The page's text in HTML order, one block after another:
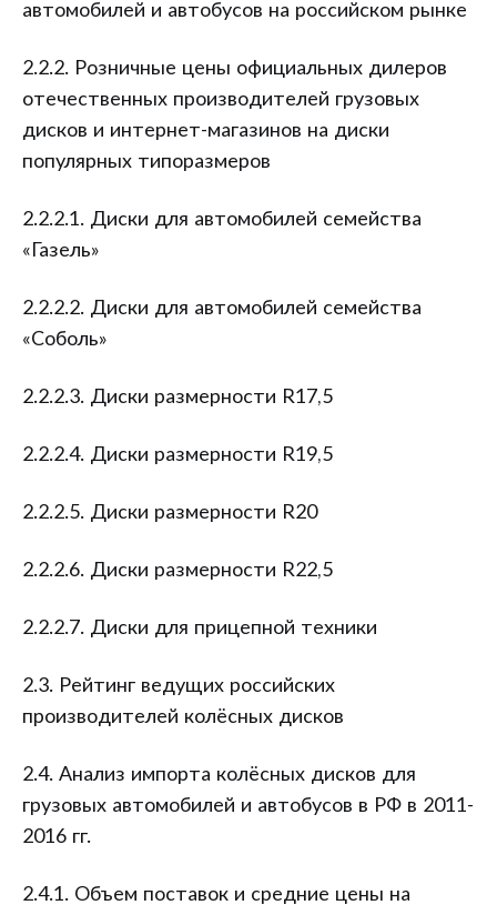
автомобилей и автобусов на российском рынке
2.2.2. Розничные цены официальных дилеров
отечественных производителей грузовых
дисков и интернет-магазинов на диски
популярных типоразмеров
2.2.2.1. Диски для автомобилей семейства
«Газель»
2.2.2.2. Диски для автомобилей семейства
«Соболь»
2.2.2.3. Диски размерности R17,5
2.2.2.4. Диски размерности R19,5
2.2.2.5. Диски размерности R20
2.2.2.6. Диски размерности R22,5
2.2.2.7. Диски для прицепной техники
2.3. Рейтинг ведущих российских
производителей колёсных дисков
2.4. Анализ импорта колёсных дисков для
грузовых автомобилей и автобусов в РФ в 2011-
2016 гг.
2.4.1. Объем поставок и средние цены на